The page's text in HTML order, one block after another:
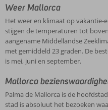
Weer Mallorca
Het weer en klimaat op vakantie-
stijgen de temperaturen tot
aangename Middellandse
met gemiddeld 23 graden. De
is mei, juni en september.
Mallorca
Palma de Mallorca is de
stad is absoluut het bezoeken